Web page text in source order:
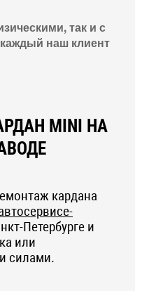
так и с
наш клиент
MINI НА
кардана
Петербурге и
или
силами.